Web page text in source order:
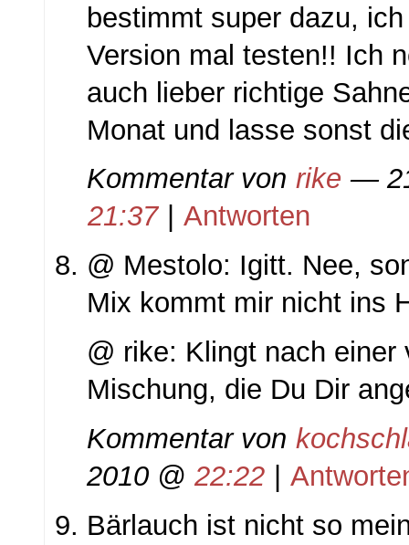
bestimmt super dazu,
Version mal testen!! Ich
auch lieber richtige
Monat und lasse sonst
Kommentar von rike —
21:37
Antworten
@ Mestolo: Igitt. Nee,
Mix kommt mir nicht ins
@ rike: Klingt nach einer
Mischung, die Du Dir
Kommentar von
2010 @ 22:22
Bärlauch ist nicht so